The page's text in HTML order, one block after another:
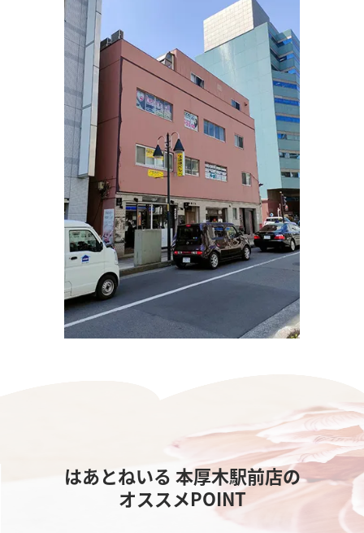
はあとねいる 本厚木駅前店の
オススメPOINT